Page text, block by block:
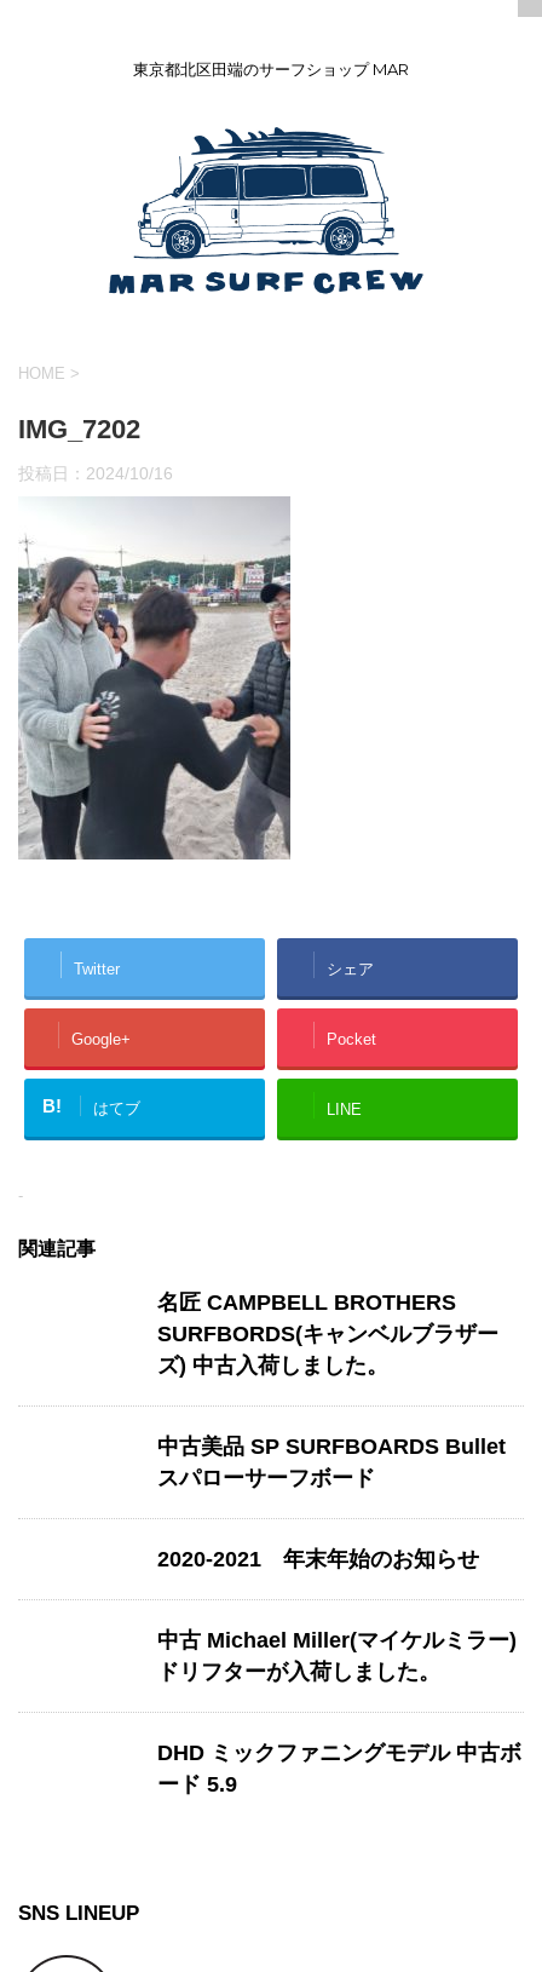
東京都北区田端のサーフショップ MAR
HOME >
IMG_7202
投稿日： 2024/10/16
Twitter シェア
Google+ Pocket
B! はてブ LINE
-
関連記事
名匠 CAMPBELL BROTHERS
SURFBORDS(キャンベルブラザー
ズ) 中古入荷しました。
中古美品 SP SURFBOARDS Bullet
スパローサーフボード
2020-2021 年末年始のお知らせ
中古 Michael Miller(マイケルミラー)
ドリフターが入荷しました。
DHD ミックファニングモデル 中古ボ
ード 5.9
SNS LINEUP